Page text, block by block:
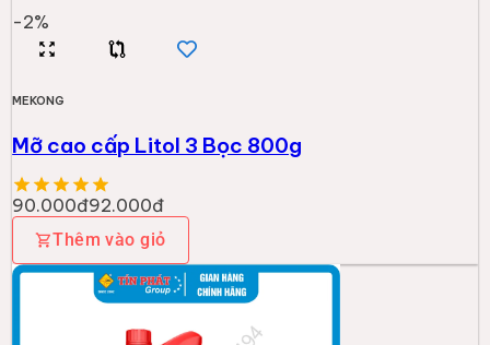
-2%
MEKONG
Mỡ cao cấp Litol 3 Bọc 800g
90.000đ92.000đ
Thêm vào giỏ